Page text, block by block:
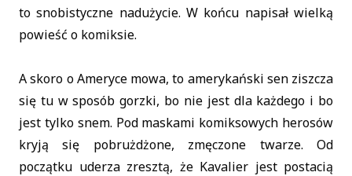
to snobistyczne nadużycie. W końcu napisał wielką
powieść o komiksie.
A skoro o Ameryce mowa, to amerykański sen ziszcza
się tu w sposób gorzki, bo nie jest dla każdego i bo
jest tylko snem. Pod maskami komiksowych herosów
kryją się pobrużdżone, zmęczone twarze. Od
początku uderza zresztą, że Kavalier jest postacią